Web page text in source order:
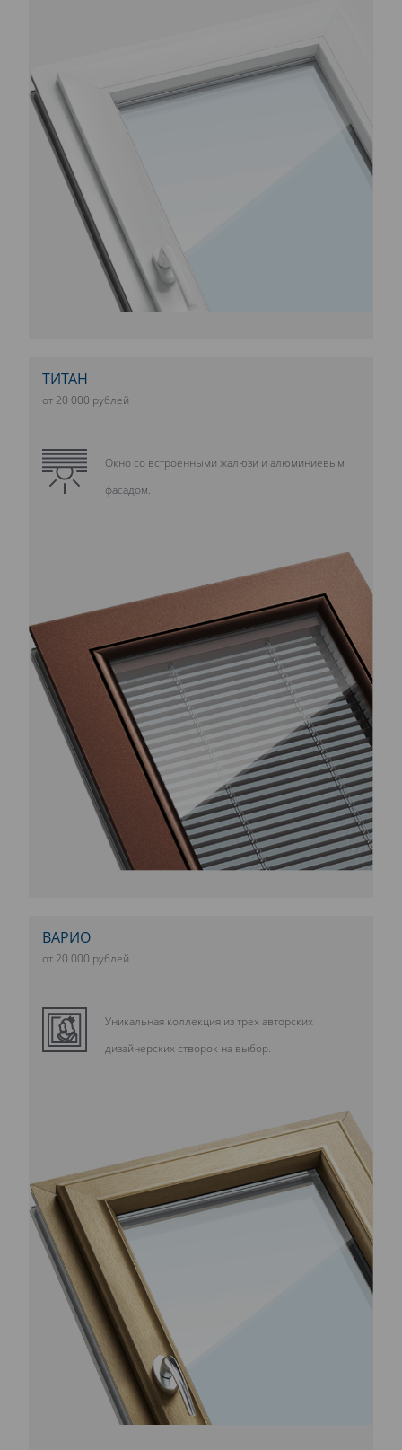
ТИТАН
от 20 000 рублей
Окно со встроенными жалюзи и алюминиевым
фасадом.
ВАРИО
от 20 000 рублей
Уникальная коллекция из трех авторских
дизайнерских створок на выбор.